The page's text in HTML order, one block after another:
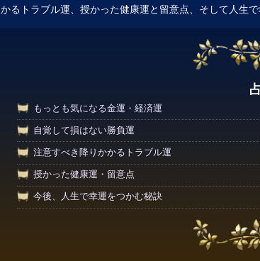
かるトラブル運、授かった健康運と留意点、そして人生
もっとも気になる金運・経済運
自覚して損はない勝負運
注意すべき降りかかるトラブル運
授かった健康運・留意点
今後、人生で幸運をつかむ秘訣